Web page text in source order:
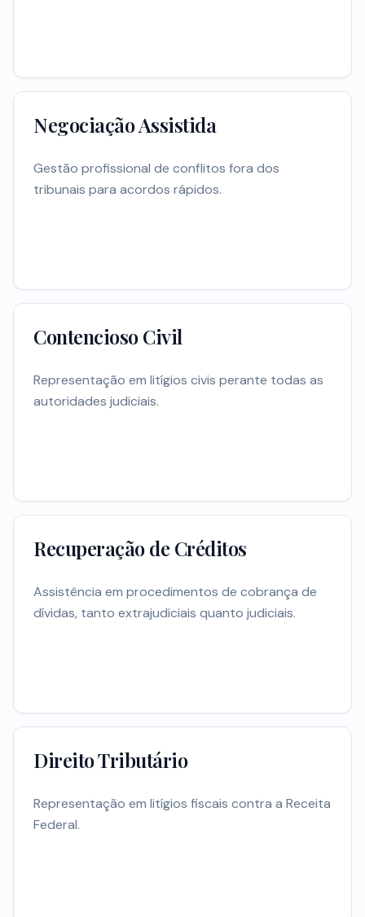
Negociação Assistida
Gestão profissional de conflitos fora dos
tribunais para acordos rápidos.
Contencioso Civil
Representação em litígios civis perante todas as
autoridades judiciais.
Recuperação de Créditos
Assistência em procedimentos de cobrança de
dívidas, tanto extrajudiciais quanto judiciais.
Direito Tributário
Representação em litígios fiscais contra a Receita
Federal.